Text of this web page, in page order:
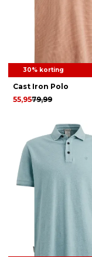
30% korting
Cast Iron Polo
79,99
55,95